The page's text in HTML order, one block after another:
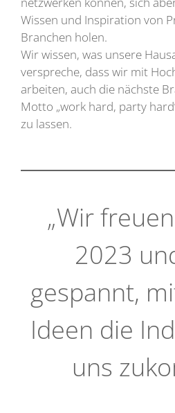
Wissen und Inspiration von
Branchen holen.
Wir wissen, was unsere
verspreche, dass wir mit
arbeiten, auch die nächste
Motto „work hard, party
zu lassen.
„Wir
2023
gespannt,
Ideen die
uns